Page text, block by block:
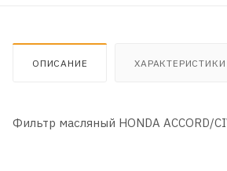
ОПИСАНИЕ ХАРАКТЕРИСТИКИ
Фильтр масляный HONDA ACCORD/